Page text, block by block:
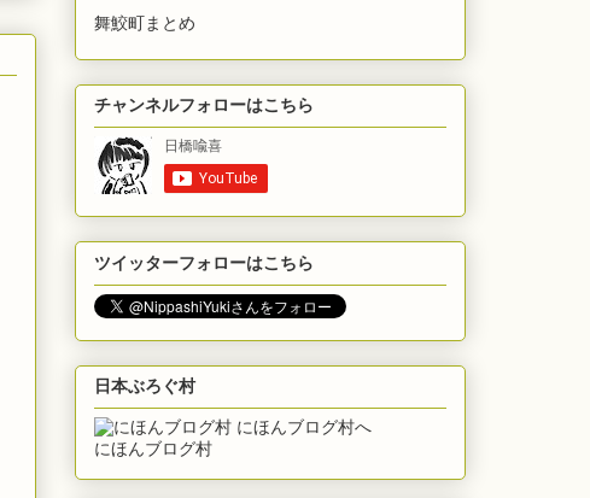
舞鮫町まとめ
チャンネルフォローはこちら
ツイッターフォローはこちら
日本ぶろぐ村
にほんブログ村